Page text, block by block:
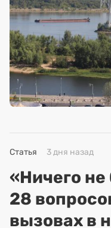
Статья 3 дня назад
«Ничего не
28
вызовах в